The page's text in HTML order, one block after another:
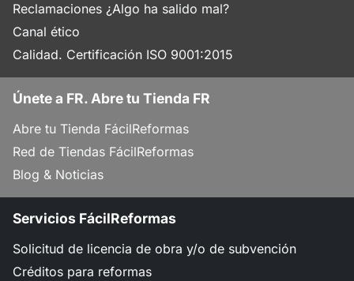
Reclamaciones ¿Algo ha salido mal?
Canal ético
Calidad. Certificación ISO 9001:2015
Únete a FR. Abre tu Tienda FR
Abre tu Tienda FácilReformas
Red de Tiendas FácilReformas
Blog & Noticias
Servicios FácilReformas
Solicitud de licencia de obra y/o de subvención
Créditos para reformas